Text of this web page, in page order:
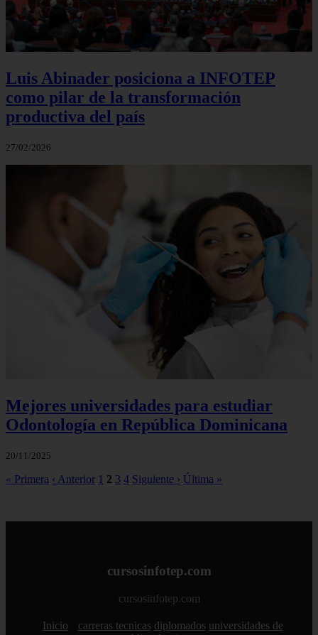
Luis Abinader posiciona a INFOTEP
como pilar de la transformación
productiva del país
27/02/2026
Mejores universidades para estudiar
Odontología en República Dominicana
20/11/2025
« Primera ‹ Anterior 1 2 3 4 Siguiente › Última »
cursosinfotep.com
cursosinfotep.com
Inicio carreras tecnicas diplomados universidades de